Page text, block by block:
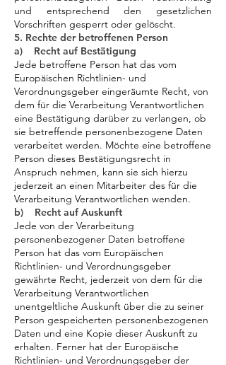
und entsprechend den gesetzlichen
Vorschriften gesperrt oder gelöscht.
5. Rechte der betroffenen Person
a) Recht auf Bestätigung
Jede betroffene Person hat das vom
Europäischen Richtlinien- und
Verordnungsgeber eingeräumte Recht, von
dem für die Verarbeitung Verantwortlichen
eine Bestätigung darüber zu verlangen, ob
sie betreffende personenbezogene Daten
verarbeitet werden. Möchte eine betroffene
Person dieses Bestätigungsrecht in
Anspruch nehmen, kann sie sich hierzu
jederzeit an einen Mitarbeiter des für die
Verarbeitung Verantwortlichen wenden.
b) Recht auf Auskunft
Jede von der Verarbeitung
personenbezogener Daten betroffene
Person hat das vom Europäischen
Richtlinien- und Verordnungsgeber
gewährte Recht, jederzeit von dem für die
Verarbeitung Verantwortlichen
unentgeltliche Auskunft über die zu seiner
Person gespeicherten personenbezogenen
Daten und eine Kopie dieser Auskunft zu
erhalten. Ferner hat der Europäische
Richtlinien- und Verordnungsgeber der